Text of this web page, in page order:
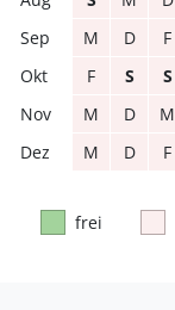
M
D F
F
S S
M
D M
M
D F
frei